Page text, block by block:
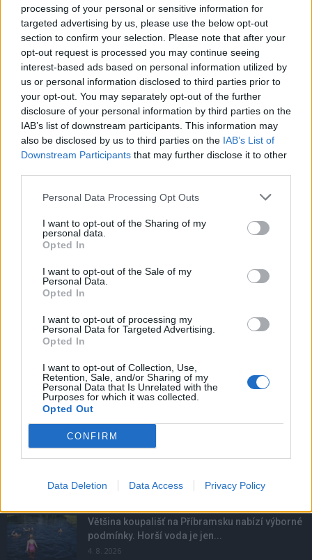
processing of your personal or sensitive information for
targeted advertising by us, please use the below opt-out
section to confirm your selection. Please note that after your
opt-out request is processed you may continue seeing
interest-based ads based on personal information utilized by
us or personal information disclosed to third parties prior to
your opt-out. You may separately opt-out of the further
disclosure of your personal information by third parties on the
IAB’s list of downstream participants. This information may
also be disclosed by us to third parties on the IAB’s List of
Downstream Participants that may further disclose it to other
Personal Data Processing Opt Outs
I want to opt-out of the Sharing of my
personal data.
Opted In
I want to opt-out of the Sale of my
Personal Data.
Opted In
I want to opt-out of processing my
Personal Data for Targeted Advertising.
Opted In
I want to opt-out of Collection, Use,
Retention, Sale, and/or Sharing of my
Personal Data that Is Unrelated with the
Purposes for which it was collected.
Opted Out
CONFIRM
Data Deletion Data Access Privacy Policy
Kultura
Rožmitálský zámek představí obrazy
Ivana Bukovského. Vernisáž doplní
koncert i fotografická výstava
Rožmitálsko
Rožmitál opravuje chodníky i silnice, nové
značení přibude u školy a v centru města
NOVINKY
Většina koupališť na Příbramsku nabízí výborné
podmínky. Horší voda je jen...
4. 8. 2026